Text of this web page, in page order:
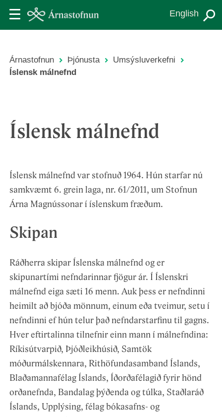
English
Leiðsagnarslóð
Árnastofnun Þjónusta
Umsýsluverkefni
Íslensk málnefnd
Íslensk málnefnd
Íslensk málnefnd var stofnuð 1964. Hún starfar nú
samkvæmt 6. grein laga, nr. 61/2011, um Stofnun
Árna Magnússonar í íslenskum fræðum.
Skipan
Ráðherra skipar Íslenska málnefnd og er
skipunartími nefndarinnar fjögur ár. Í Íslenskri
málnefnd eiga sæti 16 menn. Auk þess er nefndinni
heimilt að bjóða mönnum, einum eða tveimur, setu í
nefndinni ef hún telur það nefndarstarfinu til gagns.
Hver eftirtalinna tilnefnir einn mann í málnefndina:
Ríkisútvarpið, Þjóðleikhúsið, Samtök
móðurmálskennara, Rithöfundasamband Íslands,
Blaðamannafélag Íslands, Íðorðafélagið fyrir hönd
orðanefnda, Bandalag þýðenda og túlka, Staðlaráð
Íslands, Upplýsing, félag bókasafns- og